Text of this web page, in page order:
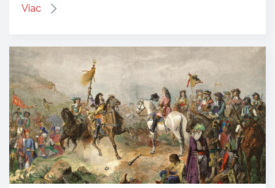
Viac